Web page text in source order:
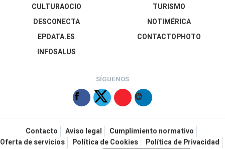
CULTURAOCIO
DESCONECTA
EPDATA.ES
INFOSALUS
TURISMO
NOTIMÉRICA
CONTACTOPHOTO
SÍGUENOS
Contacto Aviso legal
Cumplimiento normativo
Oferta de servicios
Política de Cookies
Política de Privacidad